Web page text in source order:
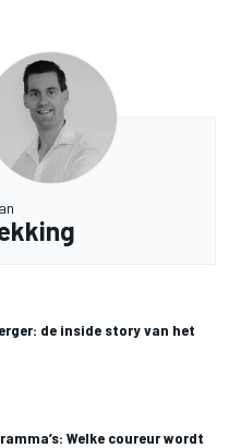
de inside story van het
Welke coureur wordt